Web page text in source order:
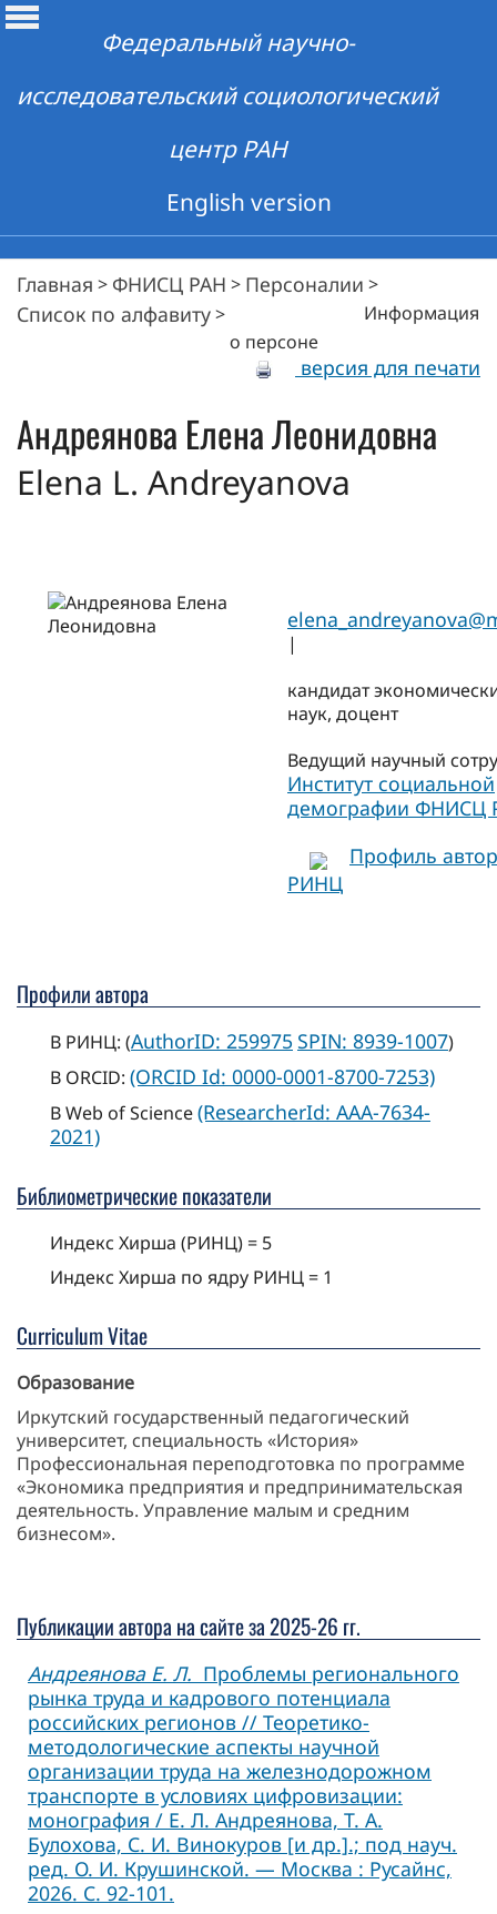
Федеральный научно-
исследовательский социологический
центр РАН
English version
Главная > ФНИСЦ РАН > Персоналии >
Список по алфавиту>
Информация
о персоне
версия для печати
Андреянова Елена Леонидовна
Elena L. Andreyanova
|
кандидат
наук, доцент
Ведущий научный
Институт социальной
демографии ФНИСЦ
Профиль
РИНЦ
Профили автора
В РИНЦ: (AuthorID: 259975 SPIN: 8939-1007)
В ORCID: (ORCID Id: 0000-0001-8700-7253)
В Web of Science(ResearcherId: AAA-7634-
2021)
Библиометрические показатели
Индекс Хирша (РИНЦ) = 5
Индекс Хирша по ядру РИНЦ = 1
Curriculum Vitae
Образование
Иркутский государственный педагогический
университет, специальность «История»
Профессиональная переподготовка по программе
«Экономика предприятия и предпринимательская
деятельность. Управление малым и средним
бизнесом».
Публикации автора на сайте за 2025-26 гг.
Андреянова Е. Л. Проблемы регионального
рынка труда и кадрового потенциала
российских регионов // Теоретико-
методологические аспекты научной
организации труда на железнодорожном
транспорте в условиях цифровизации:
монография / Е. Л. Андреянова, Т. А.
Булохова, С. И. Винокуров [и др.].; под науч.
ред. О. И. Крушинской. — Москва : Русайнс,
2026. С. 92-101.